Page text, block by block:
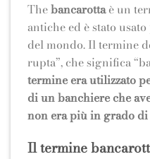
Thebancarottaè un
antiche ed è stato
del mondo. Il termine
rupta”, che significa
termine era utilizzato
di un banchiere che
non era più in grado
Il termine